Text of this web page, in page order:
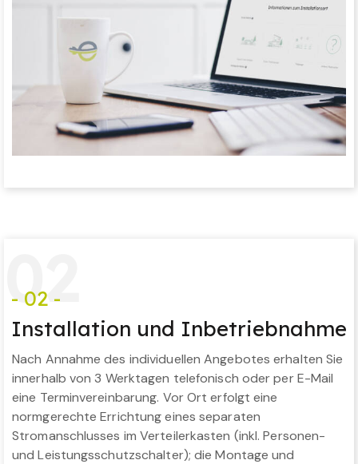
02
- 02 -
Installation und Inbetriebnahme
Nach Annahme des individuellen Angebotes erhalten Sie
innerhalb von 3 Werktagen telefonisch oder per E-Mail
eine Terminvereinbarung. Vor Ort erfolgt eine
normgerechte Errichtung eines separaten
Stromanschlusses im Verteilerkasten (inkl. Personen-
und Leistungsschutzschalter); die Montage und